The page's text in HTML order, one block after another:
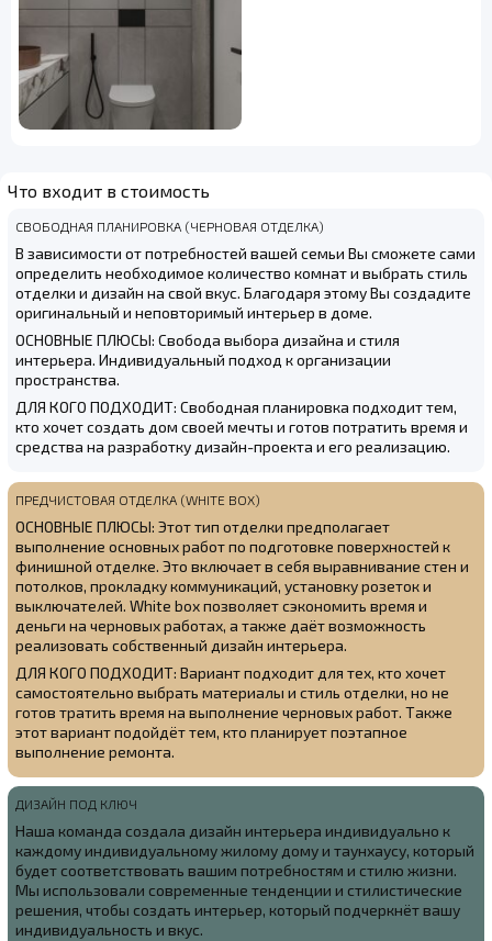
Что входит в стоимость
СВОБОДНАЯ ПЛАНИРОВКА (ЧЕРНОВАЯ ОТДЕЛКА)
В зависимости от потребностей вашей семьи Вы сможете сами
определить необходимое количество комнат и выбрать стиль
отделки и дизайн на свой вкус. Благодаря этому Вы создадите
оригинальный и неповторимый интерьер в доме.
ОСНОВНЫЕ ПЛЮСЫ: Свобода выбора дизайна и стиля
интерьера. Индивидуальный подход к организации
пространства.
ДЛЯ КОГО ПОДХОДИТ: Свободная планировка подходит тем,
кто хочет создать дом своей мечты и готов потратить время и
средства на разработку дизайн-проекта и его реализацию.
ПРЕДЧИСТОВАЯ ОТДЕЛКА (WHITE BOX)
ОСНОВНЫЕ ПЛЮСЫ: Этот тип отделки предполагает
выполнение основных работ по подготовке поверхностей к
финишной отделке. Это включает в себя выравнивание стен и
потолков, прокладку коммуникаций, установку розеток и
выключателей. White box позволяет сэкономить время и
деньги на черновых работах, а также даёт возможность
реализовать собственный дизайн интерьера.
ДЛЯ КОГО ПОДХОДИТ: Вариант подходит для тех, кто хочет
самостоятельно выбрать материалы и стиль отделки, но не
готов тратить время на выполнение черновых работ. Также
этот вариант подойдёт тем, кто планирует поэтапное
выполнение ремонта.
ДИЗАЙН ПОД КЛЮЧ
Наша команда создала дизайн интерьера индивидуально к
каждому индивидуальному жилому дому и таунхаусу, который
будет соответствовать вашим потребностям и стилю жизни.
Мы использовали современные тенденции и стилистические
решения, чтобы создать интерьер, который подчеркнёт вашу
индивидуальность и вкус.